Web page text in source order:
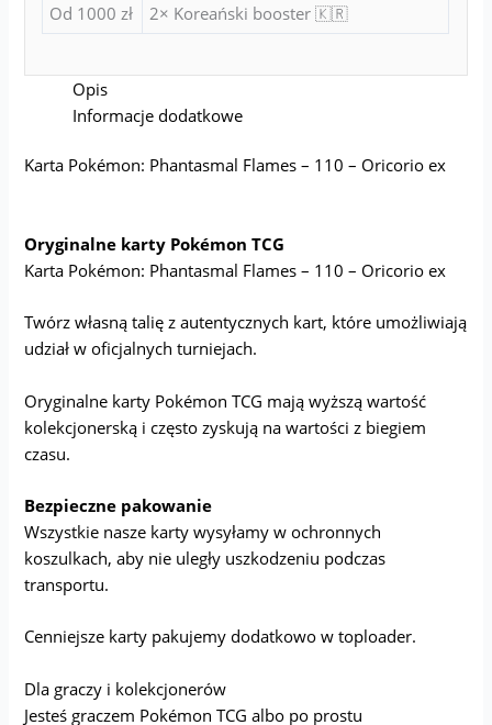
Od 1000 zł
2× Koreański booster 🇰🇷
Opis
Informacje dodatkowe
Karta Pokémon: Phantasmal Flames – 110 – Oricorio ex
Oryginalne karty Pokémon TCG
Karta Pokémon: Phantasmal Flames – 110 – Oricorio ex
Twórz własną talię z autentycznych kart, które umożliwiają
udział w oficjalnych turniejach.
Oryginalne karty Pokémon TCG mają wyższą wartość
kolekcjonerską i często zyskują na wartości z biegiem
czasu.
Bezpieczne pakowanie
Wszystkie nasze karty wysyłamy w ochronnych
koszulkach, aby nie uległy uszkodzeniu podczas
transportu.
Cenniejsze karty pakujemy dodatkowo w toploader.
Dla graczy i kolekcjonerów
Jesteś graczem Pokémon TCG albo po prostu